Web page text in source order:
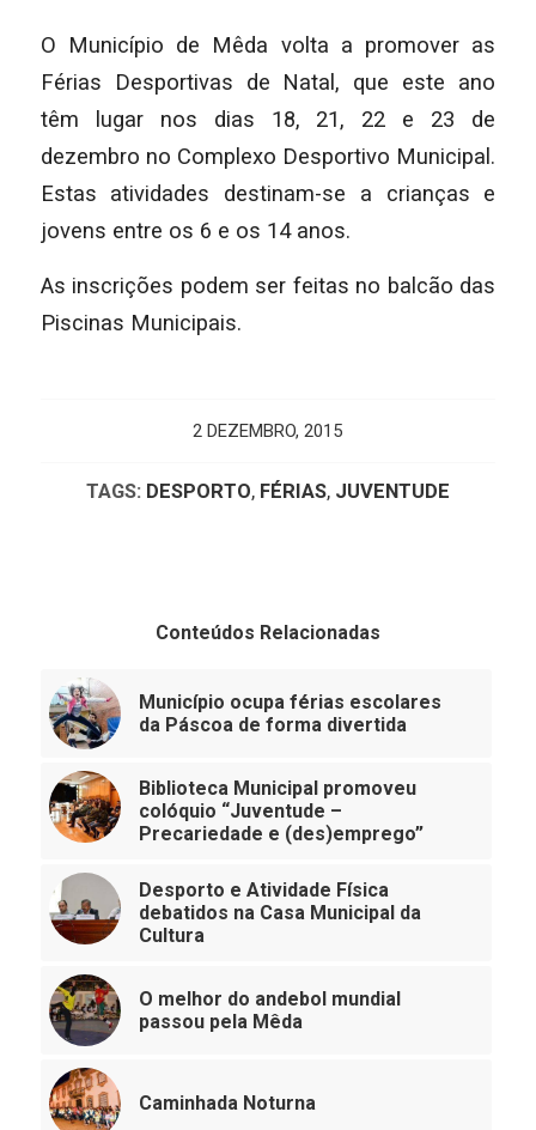
O Município de Mêda volta a promover as
Férias Desportivas de Natal, que este ano
têm lugar nos dias 18, 21, 22 e 23 de
dezembro no Complexo Desportivo Municipal.
Estas atividades destinam-se a crianças e
jovens entre os 6 e os 14 anos.
As inscrições podem ser feitas no balcão das
Piscinas Municipais.
2 DEZEMBRO, 2015
TAGS: DESPORTO, FÉRIAS, JUVENTUDE
Conteúdos Relacionadas
Município ocupa férias escolares
da Páscoa de forma divertida
Biblioteca Municipal promoveu
colóquio “Juventude –
Precariedade e (des)emprego”
Desporto e Atividade Física
debatidos na Casa Municipal da
Cultura
O melhor do andebol mundial
passou pela Mêda
Caminhada Noturna